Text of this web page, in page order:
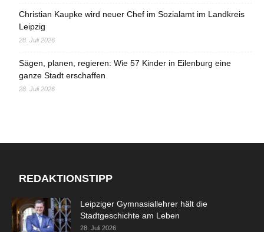
Christian Kaupke wird neuer Chef im Sozialamt im Landkreis
Leipzig
28. Juli 2026
Sägen, planen, regieren: Wie 57 Kinder in Eilenburg eine
ganze Stadt erschaffen
28. Juli 2026
REDAKTIONSTIPP
Leipziger Gymnasiallehrer hält die
Stadtgeschichte am Leben
28. Juli 2026